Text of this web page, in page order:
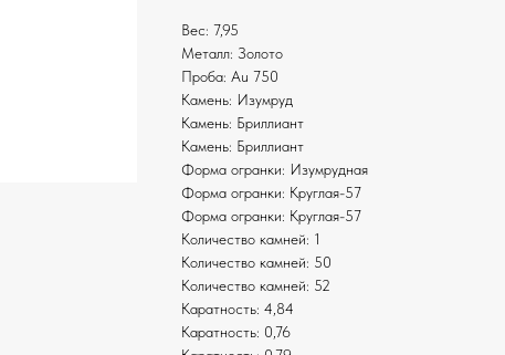
Вес: 7,95
Металл: Золото
Проба: Au 750
Камень: Изумруд
Камень: Бриллиант
Камень: Бриллиант
Форма огранки: Изумрудная
Форма огранки: Круглая-57
Форма огранки: Круглая-57
Количество камней: 1
Количество камней: 50
Количество камней: 52
Каратность: 4,84
Каратность: 0,76